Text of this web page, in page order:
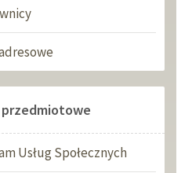
przedmiotowe
Usług Społecznych